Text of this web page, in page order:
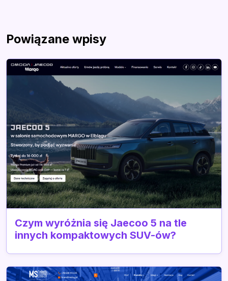
Powiązane wpisy
Czym wyróżnia się Jaecoo 5 na tle
innych kompaktowych SUV-ów?